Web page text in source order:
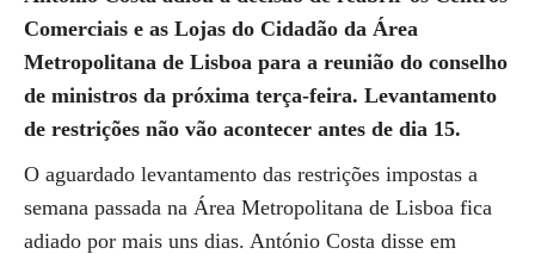
Comerciais e as Lojas do Cidadão da Área
Metropolitana de Lisboa para a reunião do conselho
de ministros da próxima terça-feira. Levantamento
de restrições não vão acontecer antes de dia 15.
O aguardado levantamento das restrições impostas a
semana passada na Área Metropolitana de Lisboa fica
adiado por mais uns dias. António Costa disse em